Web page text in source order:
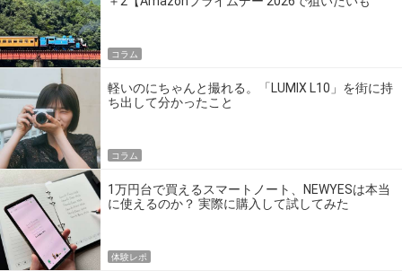
コラム
軽いのにちゃんと撮れる。「LUMIX L10」を街に持
ち出して分かったこと
コラム
1万円台で買えるスマートノート、NEWYESは本当
に使えるのか？ 実際に購入して試してみた
体験レポ